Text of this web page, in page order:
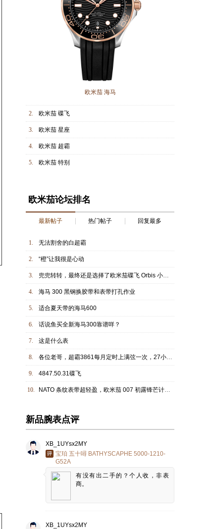
欧米茄 海马
2. 欧米茄 碟飞
3. 欧米茄 星座
4. 欧米茄 超霸
5. 欧米茄 特别
欧米茄论坛排名
最新帖子 热门帖子 回复最多
1. 无法割舍的白超霸
2. “橙”让我很是心动
3. 兜兜转转，最终还是选择了欧米茄碟飞 Orbis 小熊——我的第一块欧米茄
4. 海马 300 黑钢换胶带和表带打孔作业
5. 适合夏天带的海马600
6. 话说鱼买全新海马300靠谱咩？
7. 这是什么表
8. 各位老哥，超霸3861每月定时上满弦一次，27小时后慢5分钟，怎么回事呀？
9. 4847.50.31碟飞
10. NATO 条纹表带超轻盈，欧米茄 007 初露锋芒计时款开箱实拍
新品腕表点评
XB_1UYsx2MY
宝珀 五十噚 BATHYSCAPHE 5000-1210-
G52A
有没有出二手的？个人收，非表
商。
XB_1UYsx2MY